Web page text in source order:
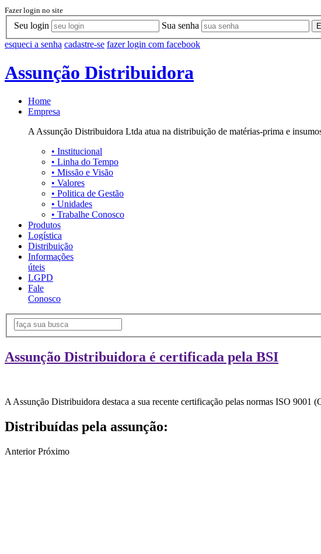
Fazer login no site
Seu login Sua senha
esqueci a senha cadastre-se fazer login com facebook
Assunção Distribuidora
Home
Empresa
A Assunção Distribuidora Ltda atua na distribuição de matérias-prima e
• Institucional
• Linha do Tempo
• Missão e Visão
• Valores
• Politica de Gestão
• Unidades
• Trabalhe Conosco
Produtos
Logística
Distribuição
Informações
úteis
LGPD
Fale
Conosco
Assunção Distribuidora é certificada pela BSI
A Assunção Distribuidora destaca a sua recente certificação pelas normas ISO
Distribuídas pela assunção:
Anterior Próximo